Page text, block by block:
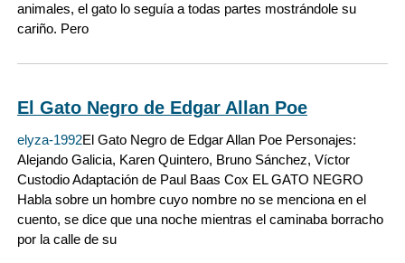
animales, el gato lo seguía a todas partes mostrándole su
cariño. Pero
El Gato Negro de Edgar Allan Poe
elyza-1992El Gato Negro de Edgar Allan Poe Personajes:
Alejando Galicia, Karen Quintero, Bruno Sánchez, Víctor
Custodio Adaptación de Paul Baas Cox EL GATO NEGRO
Habla sobre un hombre cuyo nombre no se menciona en el
cuento, se dice que una noche mientras el caminaba borracho
por la calle de su